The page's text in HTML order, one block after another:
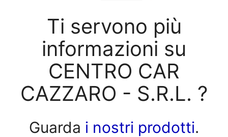
Ti servono più
informazioni su
CENTRO CAR
CAZZARO - S.R.L. ?
Guarda i nostri prodotti.